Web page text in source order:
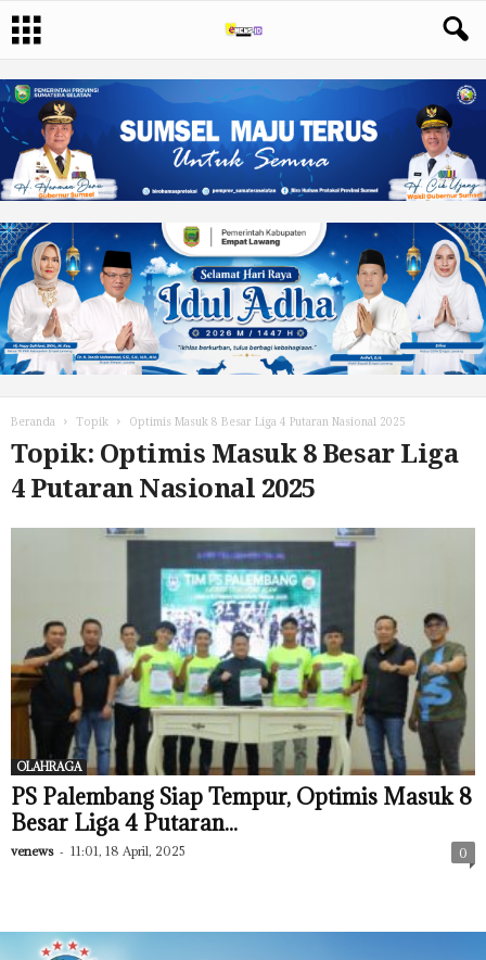
Beranda Topik Optimis Masuk 8 Besar Liga 4 Putaran Nasional 2025
Topik: Optimis Masuk 8 Besar Liga
4 Putaran Nasional 2025
OLAHRAGA
PS Palembang Siap Tempur, Optimis Masuk 8
Besar Liga 4 Putaran...
venews - 11:01, 18 April, 2025 0